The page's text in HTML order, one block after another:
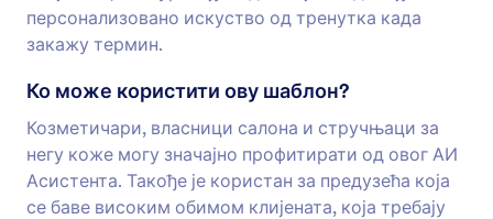
персонализовано искуство од тренутка када
закажу термин.
Ко може користити ову шаблон?
Козметичари, власници салона и стручњаци за
негу коже могу значајно профитирати од овог АИ
Асистента. Такође је користан за предузећа која
се баве високим обимом клијената, која требају